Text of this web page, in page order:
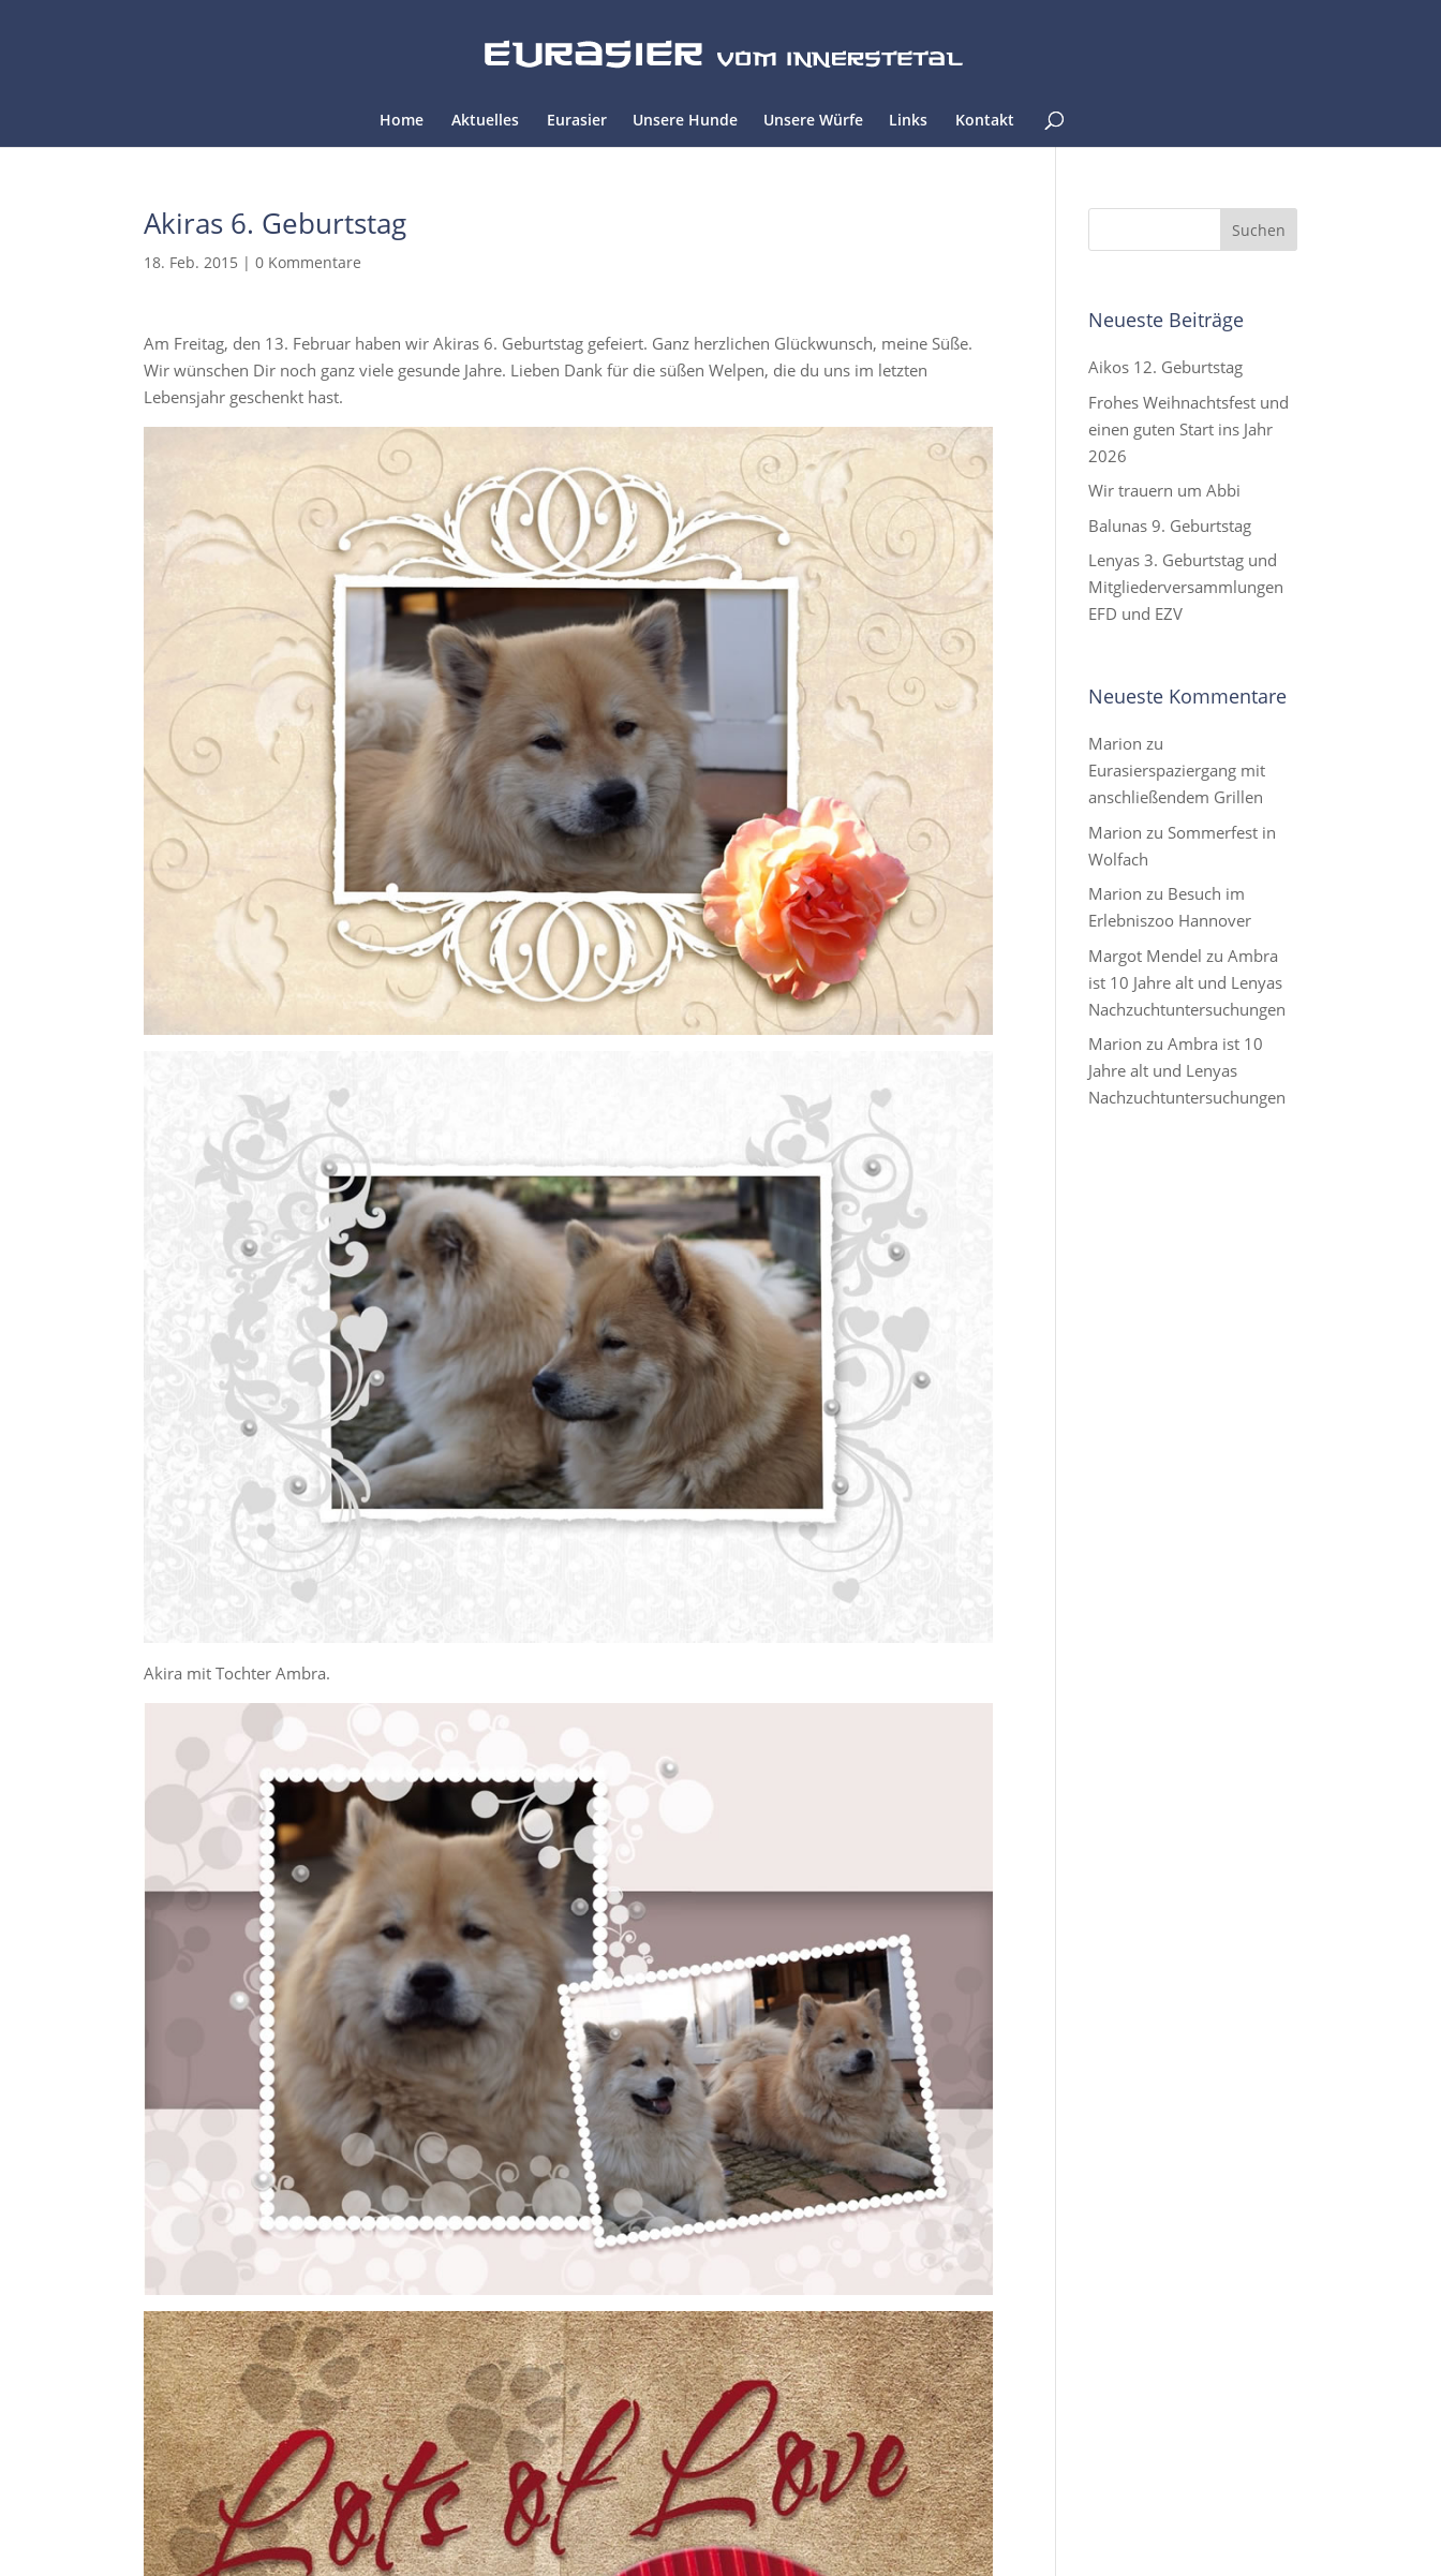
Home Aktuelles Eurasier Unsere Hunde Unsere Würfe Links Kontakt
Akiras 6. Geburtstag
18. Feb. 2015 |0 Kommentare
Am Freitag, den 13. Februar haben wir Akiras 6. Geburtstag gefeiert. Ganz herzlichen Glückwunsch, meine Süße.
Wir wünschen Dir noch ganz viele gesunde Jahre. Lieben Dank für die süßen Welpen, die du uns im letzten
Lebensjahr geschenkt hast.
Akira mit Tochter Ambra.
Neueste Beiträge
Aikos 12. Geburtstag
Frohes Weihnachtsfest und
einen guten Start ins Jahr
2026
Wir trauern um Abbi
Balunas 9. Geburtstag
Lenyas 3. Geburtstag und
Mitgliederversammlungen
EFD und EZV
Neueste Kommentare
Marion zu
Eurasierspaziergang mit
anschließendem Grillen
Marion zu Sommerfest in
Wolfach
Marion zu Besuch im
Erlebniszoo Hannover
Margot Mendel zuAmbra
ist 10 Jahre alt und Lenyas
Nachzuchtuntersuchungen
Marion zuAmbra ist 10
Jahre alt und Lenyas
Nachzuchtuntersuchungen